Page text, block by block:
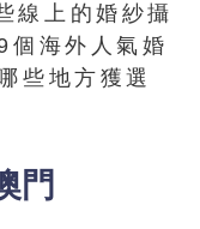
線上的婚紗攝
個海外人氣婚
些地方獲選
門